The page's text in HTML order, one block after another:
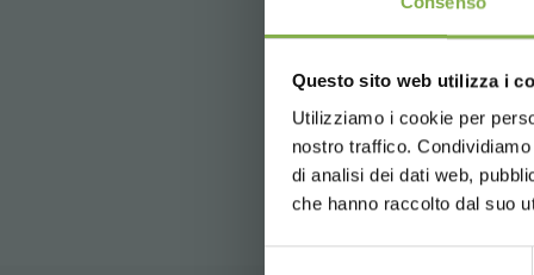
Questo sito web utilizza i
Utilizziamo i cookie per
nostro traffico.
di analisi dei dati web,
che hanno raccolto dal suo
precedente:lucia pelizzoni
FAQ
Crea
5 % di
2 % di
News e
in fase di